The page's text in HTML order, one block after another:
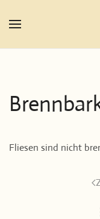
Zum
Fliesen sind nicht